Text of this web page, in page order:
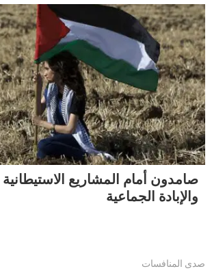
صامدون أمام المشاريع
والإبادة الجماعية
صدى المنافسات